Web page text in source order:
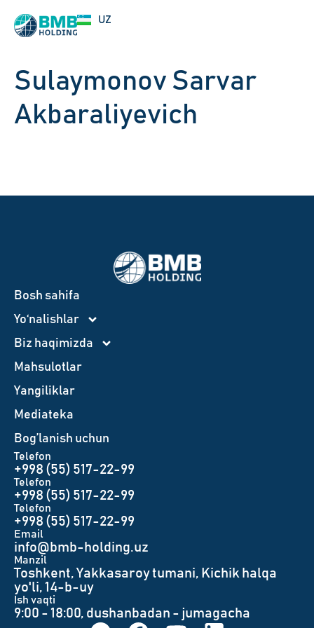
UZ
RU
Sulaymonov Sarvar
Akbaraliyevich
Bosh sahifa
Yo‘nalishlar
Biz haqimizda
Mahsulotlar
Yangiliklar
Mediateka
Bog’lanish uchun
Telefon
+998 (55) 517-22-99
Telefon
+998 (55) 517-22-99
Telefon
+998 (55) 517-22-99
Email
info@bmb-holding.uz​
Manzil
Toshkent, Yakkasaroy tumani, Kichik halqa
yo'li, 14-b-uy
Ish vaqti
9:00 - 18:00, dushanbadan - jumagacha